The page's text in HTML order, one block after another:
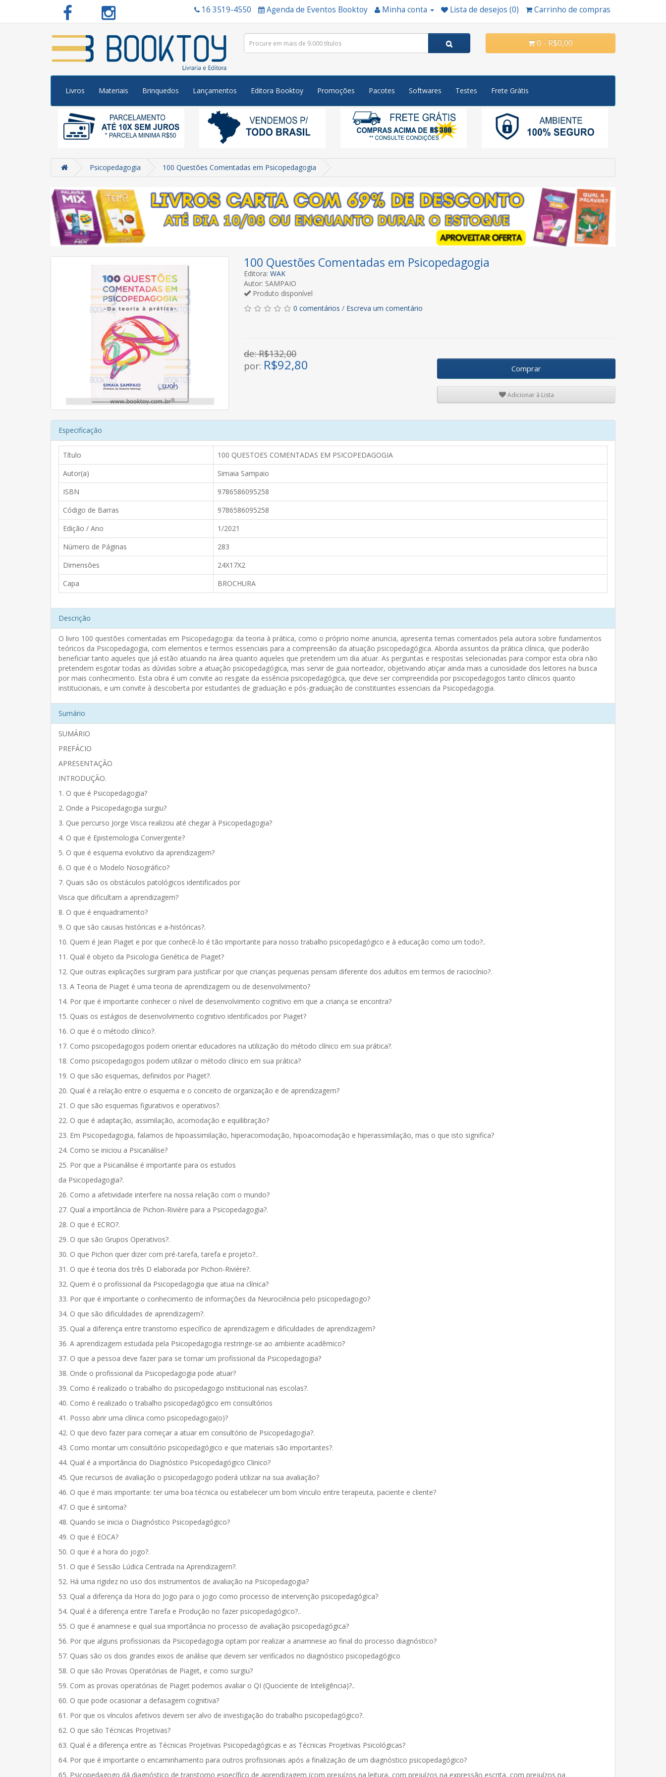
16 3519-4550 Agenda de Eventos Booktoy Minha conta Lista de desejos (0) Carrinho de compras
0 - R$0,00
Livros Materiais Brinquedos Lançamentos Editora Booktoy Promoções Pacotes Softwares Testes Frete Grátis
Psicopedagogia 100 Questões Comentadas em Psicopedagogia
100 Questões Comentadas em Psicopedagogia
Editora: WAK
Autor: SAMPAIO
Produto disponível
0 comentários / Escreva um comentário
de: R$132,00
por: R$92,80 Comprar
Adicionar à Lista
Especificação
Título
100 QUESTOES COMENTADAS EM PSICOPEDAGOGIA
Autor(a)
Simaia Sampaio
ISBN
9786586095258
Código de Barras
9786586095258
Edição / Ano
1/2021
Número de Páginas
283
Dimensões
24X17X2
Capa
BROCHURA
Descrição
O livro 100 questões comentadas em Psicopedagogia: da teoria à prática, como o próprio nome anuncia, apresenta temas comentados pela autora sobre fundamentos
teóricos da Psicopedagogia, com elementos e termos essenciais para a compreensão da atuação psicopedagógica. Aborda assuntos da prática clínica, que poderão
beneficiar tanto aqueles que já estão atuando na área quanto aqueles que pretendem um dia atuar. As perguntas e respostas selecionadas para compor esta obra não
pretendem esgotar todas as dúvidas sobre a atuação psicopedagógica, mas servir de guia norteador, objetivando atiçar ainda mais a curiosidade dos leitores na busca
por mais conhecimento. Esta obra é um convite ao resgate da essência psicopedagógica, que deve ser compreendida por psicopedagogos tanto clínicos quanto
institucionais, e um convite à descoberta por estudantes de graduação e pós-graduação de constituintes essenciais da Psicopedagogia.
Sumário
SUMÁRIO
PREFÁCIO
APRESENTAÇÃO
INTRODUÇÃO.
1. O que é Psicopedagogia?
2. Onde a Psicopedagogia surgiu?
3. Que percurso Jorge Visca realizou até chegar à Psicopedagogia?
4. O que é Epistemologia Convergente?
5. O que é esquema evolutivo da aprendizagem?
6. O que é o Modelo Nosográfico?
7. Quais são os obstáculos patológicos identificados por
Visca que dificultam a aprendizagem?
8. O que é enquadramento?
9. O que são causas históricas e a-históricas?.
10. Quem é Jean Piaget e por que conhecê-lo é tão importante para nosso trabalho psicopedagógico e à educação como um todo?..
11. Qual é objeto da Psicologia Genética de Piaget?
12. Que outras explicações surgiram para justificar por que crianças pequenas pensam diferente dos adultos em termos de raciocínio?.
13. A Teoria de Piaget é uma teoria de aprendizagem ou de desenvolvimento?
14. Por que é importante conhecer o nível de desenvolvimento cognitivo em que a criança se encontra?
15. Quais os estágios de desenvolvimento cognitivo identificados por Piaget?
16. O que é o método clínico?.
17. Como psicopedagogos podem orientar educadores na utilização do método clínico em sua prática?.
18. Como psicopedagogos podem utilizar o método clínico em sua prática?
19. O que são esquemas, definidos por Piaget?.
20. Qual é a relação entre o esquema e o conceito de organização e de aprendizagem?
21. O que são esquemas figurativos e operativos?.
22. O que é adaptação, assimilação, acomodação e equilibração?
23. Em Psicopedagogia, falamos de hipoassimilação, hiperacomodação, hipoacomodação e hiperassimilação, mas o que isto significa?
24. Como se iniciou a Psicanálise?
25. Por que a Psicanálise é importante para os estudos
da Psicopedagogia?.
26. Como a afetividade interfere na nossa relação com o mundo?
27. Qual a importância de Pichon-Rivière para a Psicopedagogia?.
28. O que é ECRO?.
29. O que são Grupos Operativos?.
30. O que Pichon quer dizer com pré-tarefa, tarefa e projeto?..
31. O que é teoria dos três D elaborada por Pichon-Rivière?.
32. Quem é o profissional da Psicopedagogia que atua na clínica?
33. Por que é importante o conhecimento de informações da Neurociência pelo psicopedagogo?
34. O que são dificuldades de aprendizagem?.
35. Qual a diferença entre transtorno específico de aprendizagem e dificuldades de aprendizagem?
36. A aprendizagem estudada pela Psicopedagogia restringe-se ao ambiente acadêmico?
37. O que a pessoa deve fazer para se tornar um profissional da Psicopedagogia?
38. Onde o profissional da Psicopedagogia pode atuar?
39. Como é realizado o trabalho do psicopedagogo institucional nas escolas?.
40. Como é realizado o trabalho psicopedagógico em consultórios
41. Posso abrir uma clínica como psicopedagoga(o)?
42. O que devo fazer para começar a atuar em consultório de Psicopedagogia?.
43. Como montar um consultório psicopedagógico e que materiais são importantes?.
44. Qual é a importância do Diagnóstico Psicopedagógico Clinico?
45. Que recursos de avaliação o psicopedagogo poderá utilizar na sua avaliação?
46. O que é mais importante: ter uma boa técnica ou estabelecer um bom vínculo entre terapeuta, paciente e cliente?
47. O que é sintoma?
48. Quando se inicia o Diagnóstico Psicopedagógico?
49. O que é EOCA?
50. O que é a hora do jogo?.
51. O que é Sessão Lúdica Centrada na Aprendizagem?.
52. Há uma rigidez no uso dos instrumentos de avaliação na Psicopedagogia?
53. Qual a diferença da Hora do Jogo para o jogo como processo de intervenção psicopedagógica?
54. Qual é a diferença entre Tarefa e Produção no fazer psicopedagógico?..
55. O que é anamnese e qual sua importância no processo de avaliação psicopedagógica?
56. Por que alguns profissionais da Psicopedagogia optam por realizar a anamnese ao final do processo diagnóstico?
57. Quais são os dois grandes eixos de análise que devem ser verificados no diagnóstico psicopedagógico
58. O que são Provas Operatórias de Piaget, e como surgiu?
59. Com as provas operatórias de Piaget podemos avaliar o QI (Quociente de Inteligência)?..
60. O que pode ocasionar a defasagem cognitiva?
61. Por que os vínculos afetivos devem ser alvo de investigação do trabalho psicopedagógico?.
62. O que são Técnicas Projetivas?
63. Qual é a diferença entre as Técnicas Projetivas Psicopedagógicas e as Técnicas Projetivas Psicológicas?
64. Por que é importante o encaminhamento para outros profissionais após a finalização de um diagnóstico psicopedagógico?
65. Psicopedagogo dá diagnóstico de transtorno específico de aprendizagem (com prejuízos na leitura, com prejuízos na expressão escrita, com prejuízos na